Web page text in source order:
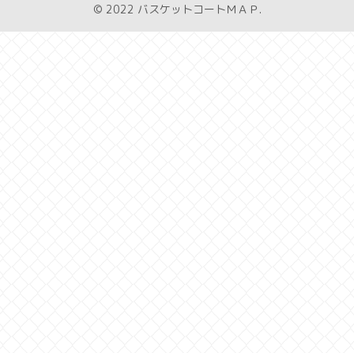
© 2022 バスケットコートＭＡＰ.